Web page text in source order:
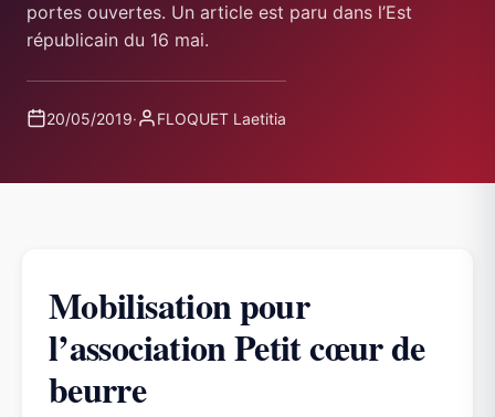
portes ouvertes. Un article est paru dans l’Est
républicain du 16 mai.
20/05/2019· FLOQUET Laetitia
Mobilisation pour
l’association Petit cœur de
beurre